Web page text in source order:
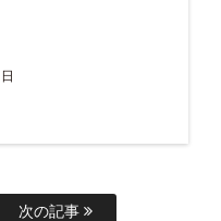
次の記事